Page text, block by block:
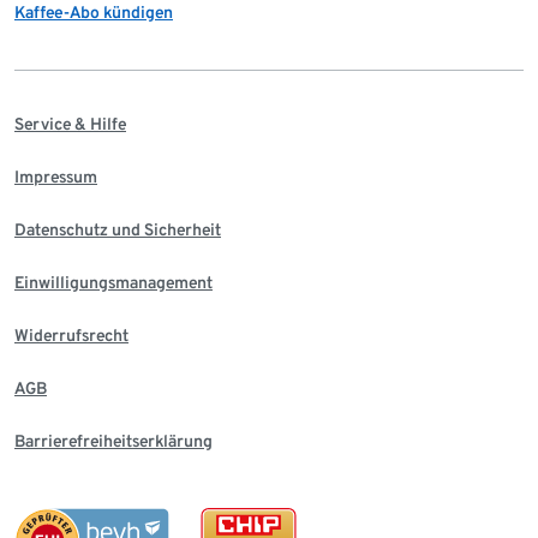
Kaffee-Abo kündigen
Service & Hilfe
Impressum
Datenschutz und Sicherheit
Einwilligungsmanagement
Widerrufsrecht
AGB
Barrierefreiheitserklärung